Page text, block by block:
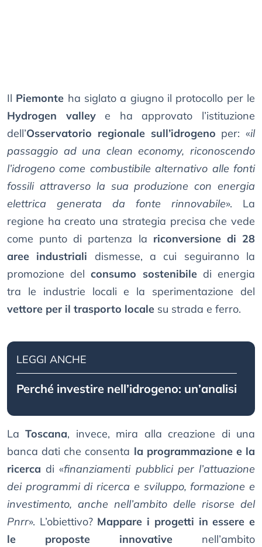
Il Piemonte ha siglato a giugno il protocollo per le
Hydrogen valleye ha approvato l’istituzione
dell’Osservatorio regionale sull’idrogeno per: «il
passaggio ad una clean economy, riconoscendo
l’idrogeno come combustibile alternativo alle fonti
fossili attraverso la sua produzione con energia
elettrica generata da fonte rinnovabile». La
regione ha creato una strategia precisa che vede
come punto di partenza la riconversione di 28
aree industriali dismesse, a cui seguiranno la
promozione delconsumo sostenibiledi energia
tra le industrie locali e la sperimentazione del
vettore per il trasporto locale su strada e ferro.
LEGGI ANCHE
Perché investire nell’idrogeno: un’analisi
LaToscana, invece, mira alla creazione di una
banca dati che consenta la programmazione e la
ricerca di «finanziamenti pubblici per l’attuazione
dei programmi di ricerca e sviluppo, formazione e
investimento, anche nell’ambito delle risorse del
Pnrr». L’obiettivo? Mappare i progetti in essere e
le proposte innovative nell’ambito